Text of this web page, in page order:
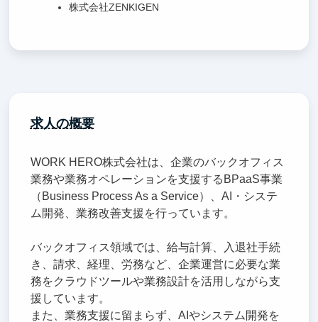
株式会社ZENKIGEN
求人の概要
WORK HERO株式会社は、企業のバックオフィス
業務や業務オペレーションを支援するBPaaS事業
（Business Process As a Service）、AI・システ
ム開発、業務改善支援を行っています。
バックオフィス領域では、給与計算、入退社手続
き、請求、経理、労務など、企業運営に必要な業
務をクラウドツールや業務設計を活用しながら支
援しています。
また、業務支援に留まらず、AIやシステム開発を